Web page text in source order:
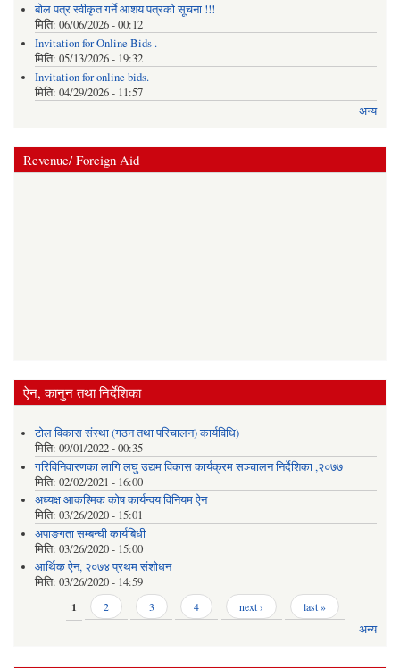
बोल पत्र स्वीकृत गर्ने आशय पत्रको सूचना !!!
मिति: 06/06/2026 - 00:12
Invitation for Online Bids .
मिति: 05/13/2026 - 19:32
Invitation for online bids.
मिति: 04/29/2026 - 11:57
अन्य
Revenue/ Foreign Aid
ऐन, कानुन तथा निर्देशिका
टोल विकास संस्था (गठन तथा परिचालन) कार्यविधि)
मिति: 09/01/2022 - 00:35
गरिविनिवारणका लागि लघु उद्यम विकास कार्यक्रम सञ्चालन निर्देशिका ,२०७७
मिति: 02/02/2021 - 16:00
अध्यक्ष आकश्मिक कोष कार्यन्वय विनियम ऐन
मिति: 03/26/2020 - 15:01
अपाङगता सम्बन्घी कार्यबिधी
मिति: 03/26/2020 - 15:00
आर्थिक ऐन, २०७४ प्रथम संशोधन
मिति: 03/26/2020 - 14:59
1 2 3 4 next › last »
अन्य